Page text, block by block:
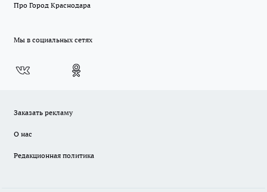
Про Город Краснодара
Мы в социальных сетях
Заказать рекламу
О нас
Редакционная политика